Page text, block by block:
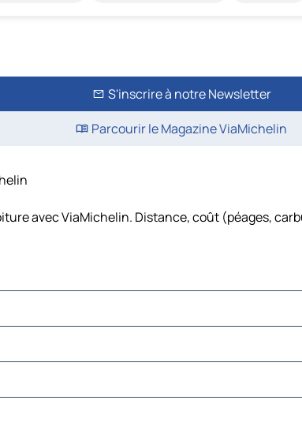
S'inscrire à notre Newsletter
Parcourir le Magazine ViaMichelin
avec ViaMichelin. Distance, coût (péages,